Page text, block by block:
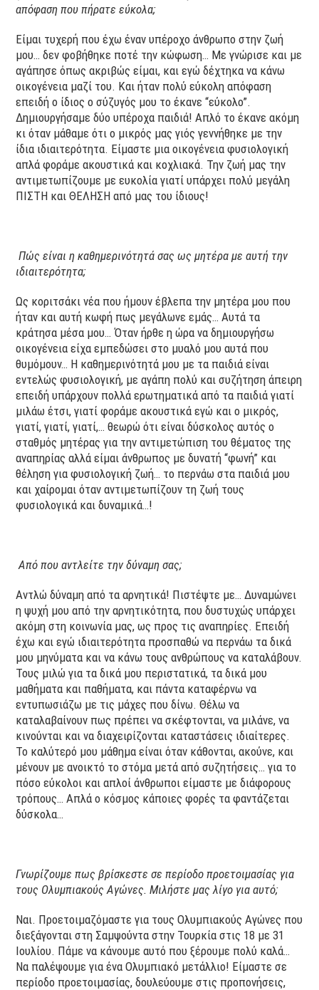
απόφαση που πήρατε εύκολα;
Είμαι τυχερή που έχω έναν υπέροχο άνθρωπο στην ζωή
μου… δεν φοβήθηκε ποτέ την κώφωση… Με γνώρισε και με
αγάπησε όπως ακριβώς είμαι, και εγώ δέχτηκα να κάνω
οικογένεια μαζί του. Και ήταν πολύ εύκολη απόφαση
επειδή ο ίδιος ο σύζυγός μου το έκανε “εύκολο”.
Δημιουργήσαμε δύο υπέροχα παιδιά! Απλό το έκανε ακόμη
κι όταν μάθαμε ότι ο μικρός μας γιός γεννήθηκε με την
ίδια ιδιαιτερότητα. Είμαστε μια οικογένεια φυσιολογική
απλά φοράμε ακουστικά και κοχλιακά. Την ζωή μας την
αντιμετωπίζουμε με ευκολία γιατί υπάρχει πολύ μεγάλη
ΠΙΣΤΗ και ΘΕΛΗΣΗ από μας του ίδιους!
Πώς είναι η καθημερινότητά σας ως μητέρα με αυτή την
ιδιαιτερότητα;
Ως κοριτσάκι νέα που ήμουν έβλεπα την μητέρα μου που
ήταν και αυτή κωφή πως μεγάλωνε εμάς… Αυτά τα
κράτησα μέσα μου… Όταν ήρθε η ώρα να δημιουργήσω
οικογένεια είχα εμπεδώσει στο μυαλό μου αυτά που
θυμόμουν… Η καθημερινότητά μου με τα παιδιά είναι
εντελώς φυσιολογική, με αγάπη πολύ και συζήτηση άπειρη
επειδή υπάρχουν πολλά ερωτηματικά από τα παιδιά γιατί
μιλάω έτσι, γιατί φοράμε ακουστικά εγώ και ο μικρός,
γιατί, γιατί, γιατί,… θεωρώ ότι είναι δύσκολος αυτός ο
σταθμός μητέρας για την αντιμετώπιση του θέματος της
αναπηρίας αλλά είμαι άνθρωπος με δυνατή “φωνή” και
θέληση για φυσιολογική ζωή… το περνάω στα παιδιά μου
και χαίρομαι όταν αντιμετωπίζουν τη ζωή τους
φυσιολογικά και δυναμικά…!
Από που αντλείτε την δύναμη σας;
Αντλώ δύναμη από τα αρνητικά! Πιστέψτε με… Δυναμώνει
η ψυχή μου από την αρνητικότητα, που δυστυχώς υπάρχει
ακόμη στη κοινωνία μας, ως προς τις αναπηρίες. Επειδή
έχω και εγώ ιδιαιτερότητα προσπαθώ να περνάω τα δικά
μου μηνύματα και να κάνω τους ανθρώπους να καταλάβουν.
Τους μιλώ για τα δικά μου περιστατικά, τα δικά μου
μαθήματα και παθήματα, και πάντα καταφέρνω να
εντυπωσιάζω με τις μάχες που δίνω. Θέλω να
καταλαβαίνουν πως πρέπει να σκέφτονται, να μιλάνε, να
κινούνται και να διαχειρίζονται καταστάσεις ιδιαίτερες.
Το καλύτερό μου μάθημα είναι όταν κάθονται, ακούνε, και
μένουν με ανοικτό το στόμα μετά από συζητήσεις… για το
πόσο εύκολοι και απλοί άνθρωποι είμαστε με διάφορους
τρόπους… Απλά ο κόσμος κάποιες φορές τα φαντάζεται
δύσκολα…
Γνωρίζουμε πως βρίσκεστε σε περίοδο προετοιμασίας για
τους Ολυμπιακούς Αγώνες. Μιλήστε μας λίγο για αυτό;
Ναι. Προετοιμαζόμαστε για τους Ολυμπιακούς Αγώνες που
διεξάγονται στη Σαμψούντα στην Τουρκία στις 18 με 31
Ιουλίου. Πάμε να κάνουμε αυτό που ξέρουμε πολύ καλά…
Να παλέψουμε για ένα Ολυμπιακό μετάλλιο! Είμαστε σε
περίοδο προετοιμασίας, δουλεύουμε στις προπονήσεις,